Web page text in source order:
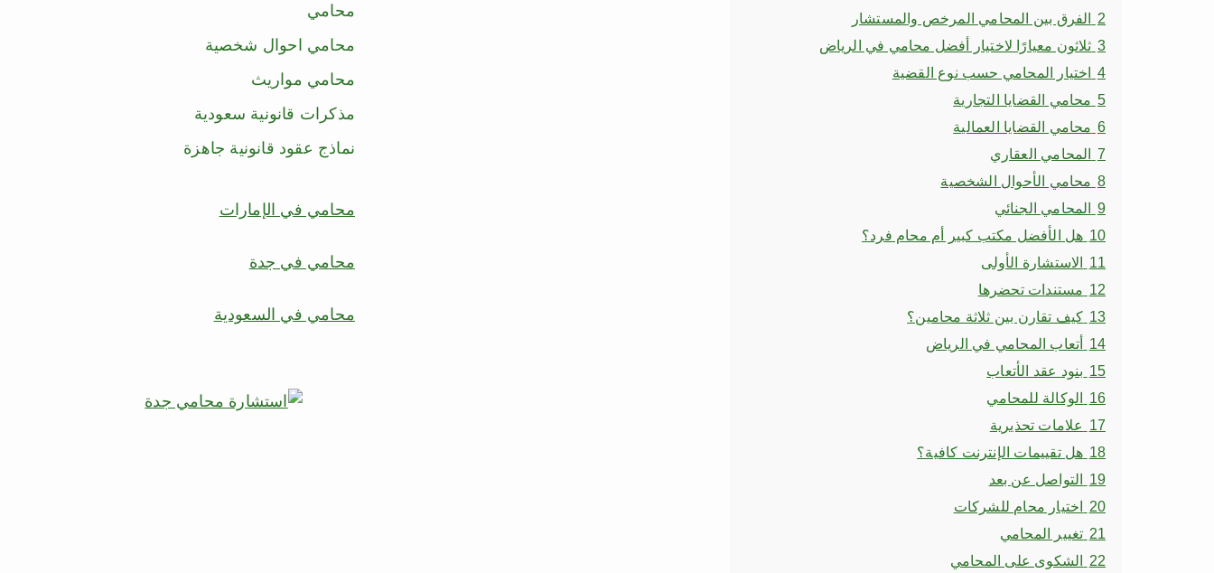
2 الفرق بين المحامي المرخص والمستشار
3 ثلاثون معيارًا لاختيار أفضل محامي في الرياض
4 اختيار المحامي حسب نوع القضية
5 محامي القضايا التجارية
6 محامي القضايا العمالية
7 المحامي العقاري
8 محامي الأحوال الشخصية
9 المحامي الجنائي
10 هل الأفضل مكتب كبير أم محام فرد؟
11 الاستشارة الأولى
12 مستندات تحضرها
13 كيف تقارن بين ثلاثة محامين؟
14 أتعاب المحامي في الرياض
15 بنود عقد الأتعاب
16 الوكالة للمحامي
17 علامات تحذيرية
18 هل تقييمات الإنترنت كافية؟
19 التواصل عن بعد
20 اختيار محام للشركات
21 تغيير المحامي
22 الشكوى على المحامي
محامي
محامي احوال شخصية
محامي مواريث
مذكرات قانونية سعودية
نماذج عقود قانونية جاهزة
محامي في الإمارات
محامي في جدة
محامي في السعودية